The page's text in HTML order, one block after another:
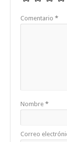
Comentario*
Nombre*
Correo